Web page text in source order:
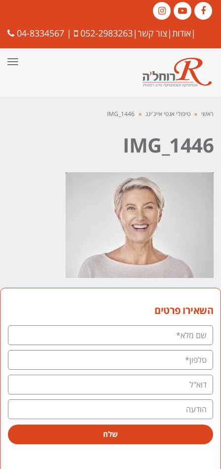
Facebook
YouTube
Instagram |אודות| צור קשר|
052-2983263
|
04-8334567
ראשי » טיפולי אנטי אייג'ינג »
IMG_1446
IMG_1446
השאירו פרטים
שלח